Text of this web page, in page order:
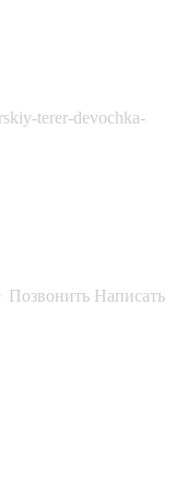
terer-devochka-
Позвонить Написать